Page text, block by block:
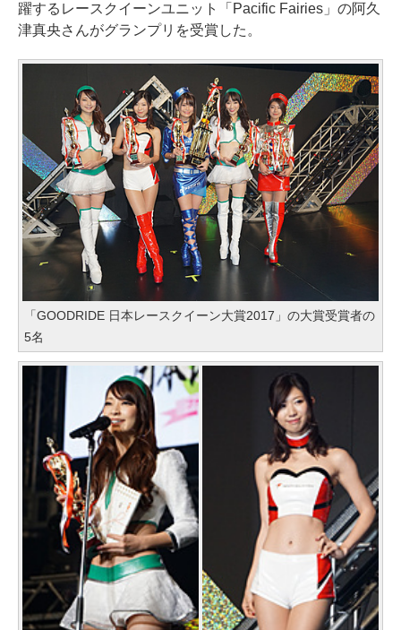
躍するレースクイーンユニット「Pacific Fairies」の阿久
津真央さんがグランプリを受賞した。
「GOODRIDE 日本レースクイーン大賞2017」の大賞受賞者の
5名